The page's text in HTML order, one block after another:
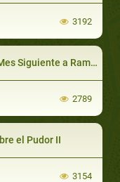
3192
a Ramadán?
2789
el Pudor II
3154